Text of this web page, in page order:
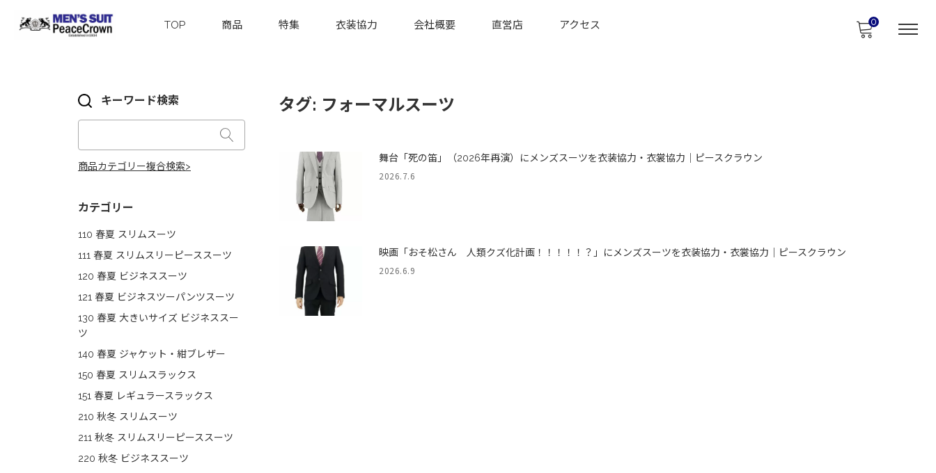
TOP 商品 特集 衣装協力 会社概要 直営店 アクセス 0
タグ: フォーマルスーツ
舞台「死の笛」（2026年再演）にメンズスーツを衣装協力・衣裳協力｜ピースクラウン
2026.7.6
映画「おそ松さん 人類クズ化計画！！！！！？」にメンズスーツを衣装協力・衣裳協力｜ピースクラウン
2026.6.9
キーワード検索
商品カテゴリー複合検索>
カテゴリー
110 春夏 スリムスーツ
111 春夏 スリムスリーピーススーツ
120 春夏 ビジネススーツ
121 春夏 ビジネスツーパンツスーツ
130 春夏 大きいサイズ ビジネススー
ツ
140 春夏 ジャケット・紺ブレザー
150 春夏 スリムスラックス
151 春夏 レギュラースラックス
210 秋冬 スリムスーツ
211 秋冬 スリムスリーピーススーツ
220 秋冬 ビジネススーツ